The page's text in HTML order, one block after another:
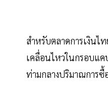
สำหรับตลาดการเงินไ
เคลื่อนไหวในกรอบแ
ท่ามกลางปริมาณการซื้